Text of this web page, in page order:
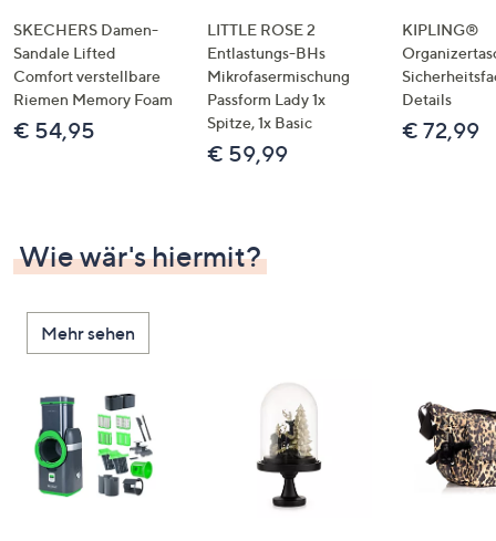
SKECHERS Damen-
Sandale Lifted
Comfort verstellbare
Riemen Memory Foam
€ 54,95
LITTLE ROSE 2
Entlastungs-BHs
Mikrofasermischung
Passform Lady 1x
Spitze, 1x Basic
€ 59,99
KIPLING®
Details
€ 72,99
Wie wär's hiermit?
Mehr sehen